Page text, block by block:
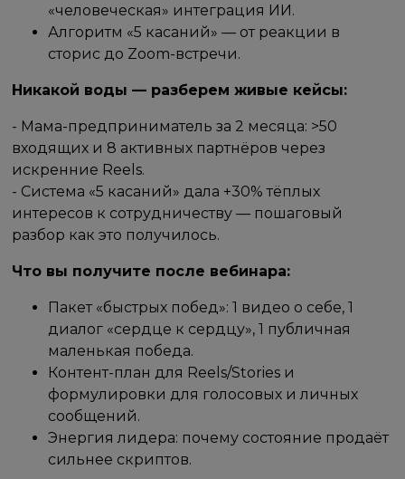
«человеческая» интеграция ИИ.
Алгоритм «5 касаний» — от реакции в
сторис до Zoom-встречи.
Никакой воды — разберем живые кейсы:
- Мама-предприниматель за 2 месяца: >50
входящих и 8 активных партнёров через
искренние Reels.
- Система «5 касаний» дала +30% тёплых
интересов к сотрудничеству — пошаговый
разбор как это получилось.
Что вы получите после вебинара:
Пакет «быстрых побед»: 1 видео о себе, 1
диалог «сердце к сердцу», 1 публичная
маленькая победа.
Контент-план для Reels/Stories и
формулировки для голосовых и личных
сообщений.
Энергия лидера: почему состояние продаёт
сильнее скриптов.